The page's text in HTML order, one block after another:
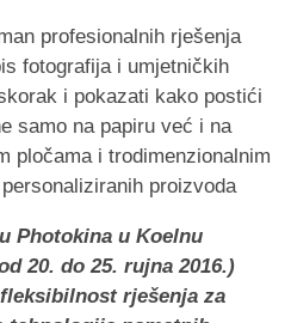
Photokina u Koelnu
20. do 25. rujna 2016.)
rješenja za